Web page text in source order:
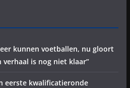
kunnen voetballen, nu gloort
is nog niet klaar”
eerste kwalificatieronde